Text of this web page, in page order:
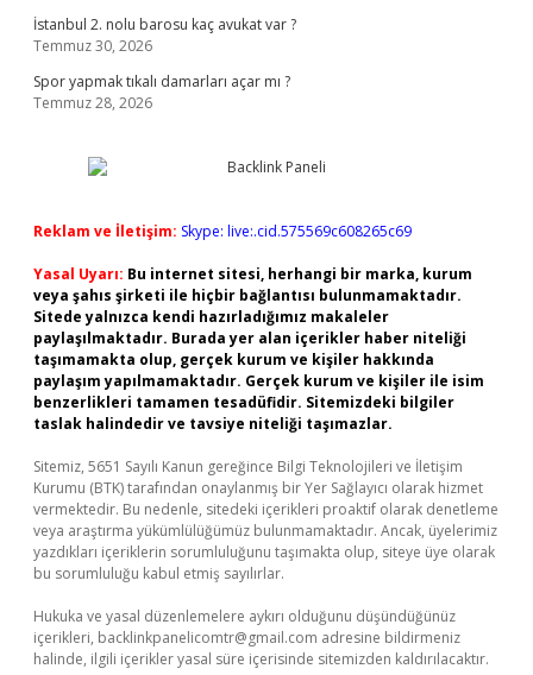
İstanbul 2. nolu barosu kaç avukat var ?
Temmuz 30, 2026
Spor yapmak tıkalı damarları açar mı ?
Temmuz 28, 2026
Reklam ve İletişim: Skype: live:.cid.575569c608265c69
Yasal Uyarı: Bu internet sitesi, herhangi bir marka, kurum
veya şahıs şirketi ile hiçbir bağlantısı bulunmamaktadır.
Sitede yalnızca kendi hazırladığımız makaleler
paylaşılmaktadır. Burada yer alan içerikler haber niteliği
taşımamakta olup, gerçek kurum ve kişiler hakkında
paylaşım yapılmamaktadır. Gerçek kurum ve kişiler ile isim
benzerlikleri tamamen tesadüfidir. Sitemizdeki bilgiler
taslak halindedir ve tavsiye niteliği taşımazlar.
Sitemiz, 5651 Sayılı Kanun gereğince Bilgi Teknolojileri ve İletişim
Kurumu (BTK) tarafından onaylanmış bir Yer Sağlayıcı olarak hizmet
vermektedir. Bu nedenle, sitedeki içerikleri proaktif olarak denetleme
veya araştırma yükümlülüğümüz bulunmamaktadır. Ancak, üyelerimiz
yazdıkları içeriklerin sorumluluğunu taşımakta olup, siteye üye olarak
bu sorumluluğu kabul etmiş sayılırlar.
Hukuka ve yasal düzenlemelere aykırı olduğunu düşündüğünüz
içerikleri, backlinkpanelicomtr@gmail.com adresine bildirmeniz
halinde, ilgili içerikler yasal süre içerisinde sitemizden kaldırılacaktır.